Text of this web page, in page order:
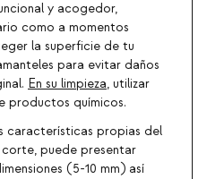
y acogedor,
como a momentos
la superficie de tu
para evitar daños
En su limpieza, utilizar
productos químicos.
características propias del
puede presentar
(5-10 mm) así